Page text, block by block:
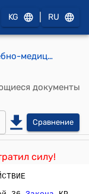
KG RU
Правила производства судебно-медицинских экспертиз в медико-криминалистических отделениях лабораторий бюро судебно-медицинской экспертизы" ( Приложение 16 к приказу Министерства здравоохранения Кыргызской Республики от 17 января 2000 года № 5)
документы
Сравнение
силу!